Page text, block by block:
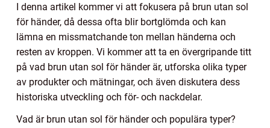
I denna artikel kommer vi att fokusera på brun utan sol
för händer, då dessa ofta blir bortglömda och kan
lämna en missmatchande ton mellan händerna och
resten av kroppen. Vi kommer att ta en övergripande titt
på vad brun utan sol för händer är, utforska olika typer
av produkter och mätningar, och även diskutera dess
historiska utveckling och för- och nackdelar.
Vad är brun utan sol för händer och populära typer?